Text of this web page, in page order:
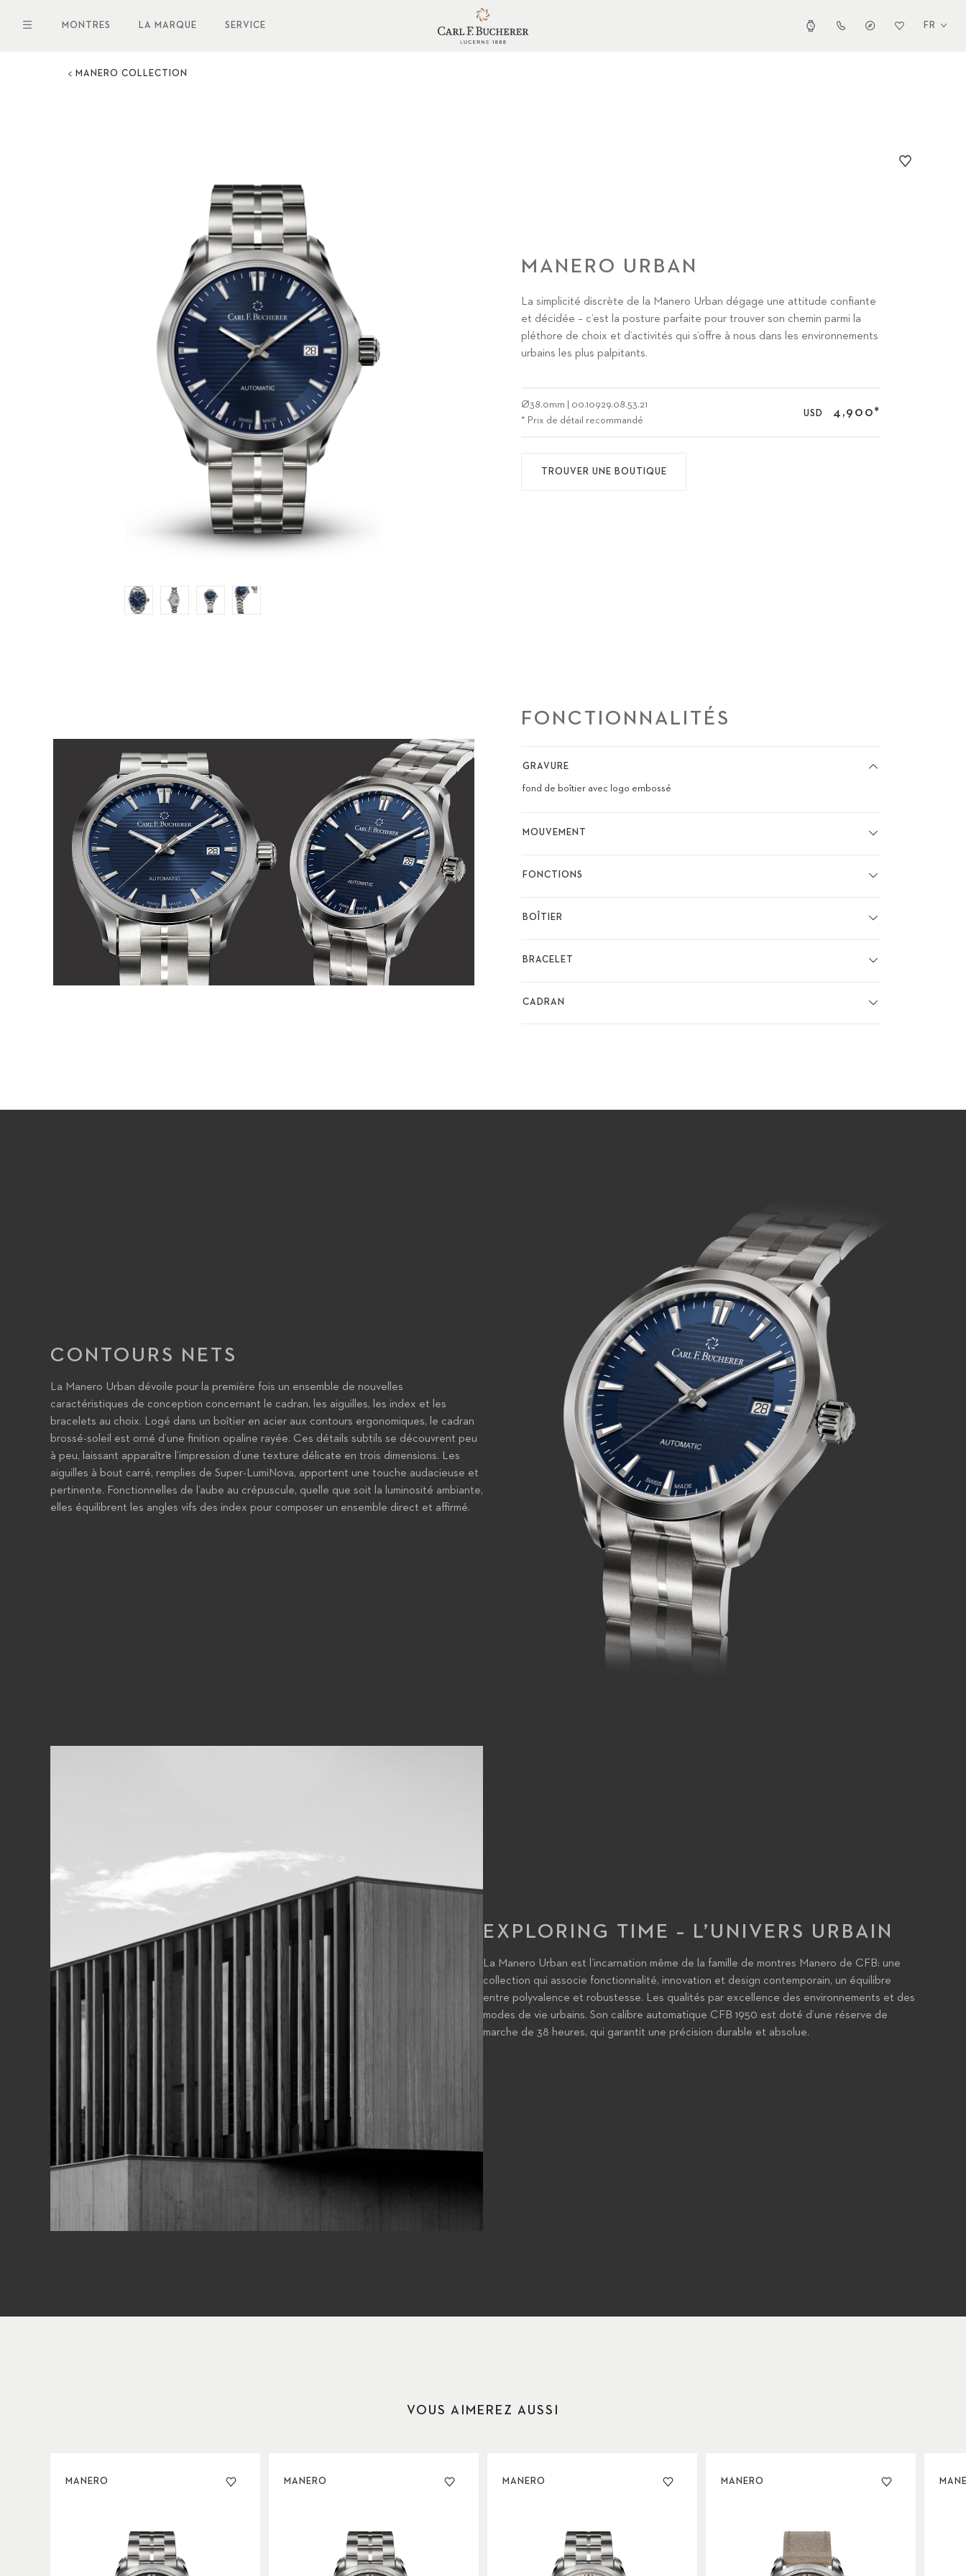
MONTRES LA MARQUE SERVICE FR
MANERO COLLECTION
MANERO URBAN
La simplicité discrète de la Manero Urban dégage une attitude confiante
et décidée – c’est la posture parfaite pour trouver son chemin parmi la
pléthore de choix et d’activités qui s’offre à nous dans les environnements
urbains les plus palpitants.
Ø38.0mm
00.10929.08.53.21
* Prix de détail recommandé
USD 4,900*
TROUVER UNE BOUTIQUE
FONCTIONNALITÉS
GRAVURE
fond de boîtier avec logo embossé
MOUVEMENT
FONCTIONS
BOÎTIER
BRACELET
CADRAN
CONTOURS NETS
La Manero Urban dévoile pour la première fois un ensemble de nouvelles
caractéristiques de conception concernant le cadran, les aiguilles, les index et les
bracelets au choix. Logé dans un boîtier en acier aux contours ergonomiques, le cadran
brossé-soleil est orné d’une finition opaline rayée. Ces détails subtils se découvrent peu
à peu, laissant apparaître l’impression d’une texture délicate en trois dimensions. Les
aiguilles à bout carré, remplies de Super-LumiNova, apportent une touche audacieuse et
pertinente. Fonctionnelles de l’aube au crépuscule, quelle que soit la luminosité ambiante,
elles équilibrent les angles vifs des index pour composer un ensemble direct et affirmé.
EXPLORING TIME – L’UNIVERS URBAIN
La Manero Urban est l’incarnation même de la famille de montres Manero de CFB: une
collection qui associe fonctionnalité, innovation et design contemporain, un équilibre
entre polyvalence et robustesse. Les qualités par excellence des environnements et des
modes de vie urbains. Son calibre automatique CFB 1950 est doté d’une réserve de
marche de 38 heures, qui garantit une précision durable et absolue.
VOUS AIMEREZ AUSSI
MANERO MANERO MANERO MANERO